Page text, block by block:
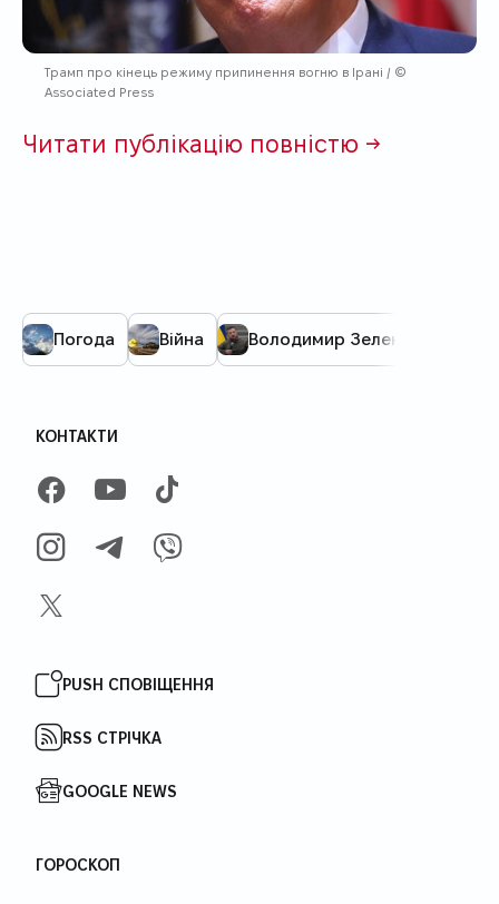
Трамп про кінець режиму припинення вогню в Ірані / ©
Associated Press
Читати публікацію повністю →
Погода Війна Володимир Зеленський
КОНТАКТИ
FACEBOOK
YOUTUBE
TIKTOK
INSTAGRAM
TELEGRAM
VIBER
X
PUSH СПОВІЩЕННЯ
RSS СТРІЧКА
GOOGLE NEWS
ГОРОСКОП